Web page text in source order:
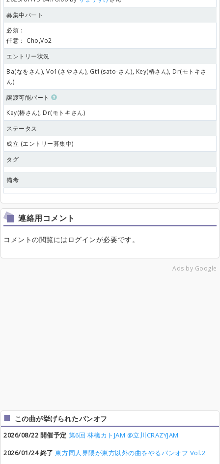
募集中パート
必須：
任意： Cho,Vo2
エントリー状況
Ba(なをさん), Vo1(さやさん), Gt1(sato-さん), Key(椿さん), Dr(モトキさ
ん)
譲渡可能パート
Key(椿さん), Dr(モトキさん)
ステータス
成立 (エントリー募集中)
タグ
備考
連絡用コメント
コメントの閲覧にはログインが必要です。
Ads by Google
この曲が挙げられたバンオフ
2026/08/22 開催予定 第6回 林檎カトJAM @立川CRAZYJAM
2026/01/24 終了 東方同人界隈が東方以外の曲をやるバンオフ Vol.2